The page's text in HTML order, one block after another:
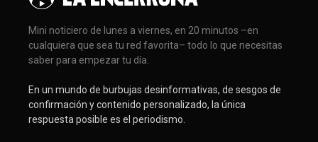
Mini noticiero de lunes a viernes, en 20 minutos –en
cualquiera que sea tu red favorita– todo lo que necesitas
saber para empezar tu día.
En un mundo de burbujas desinformativas, de sesgos de
confirmación y contenido personalizado, la única
respuesta posible es el periodismo.